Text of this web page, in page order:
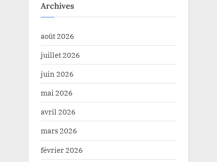
Archives
août 2026
juillet 2026
juin 2026
mai 2026
avril 2026
mars 2026
février 2026